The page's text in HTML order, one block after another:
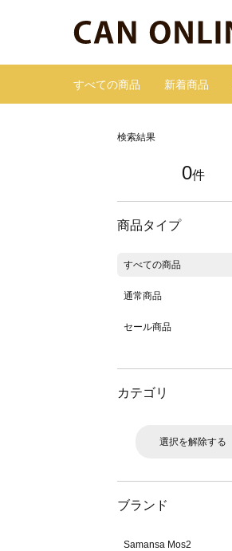
すべての商品 新着商品
検索結果
0件
商品タイプ
すべての商品
通常商品
セール商品
カテゴリ
選択を解除する
ブランド
Samansa Mos2